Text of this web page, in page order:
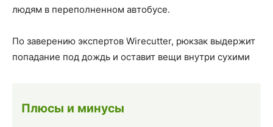
людям в переполненном автобусе.
По заверению экспертов Wirecutter, рюкзак выдержит
попадание под дождь и оставит вещи внутри сухими
Плюсы и минусы